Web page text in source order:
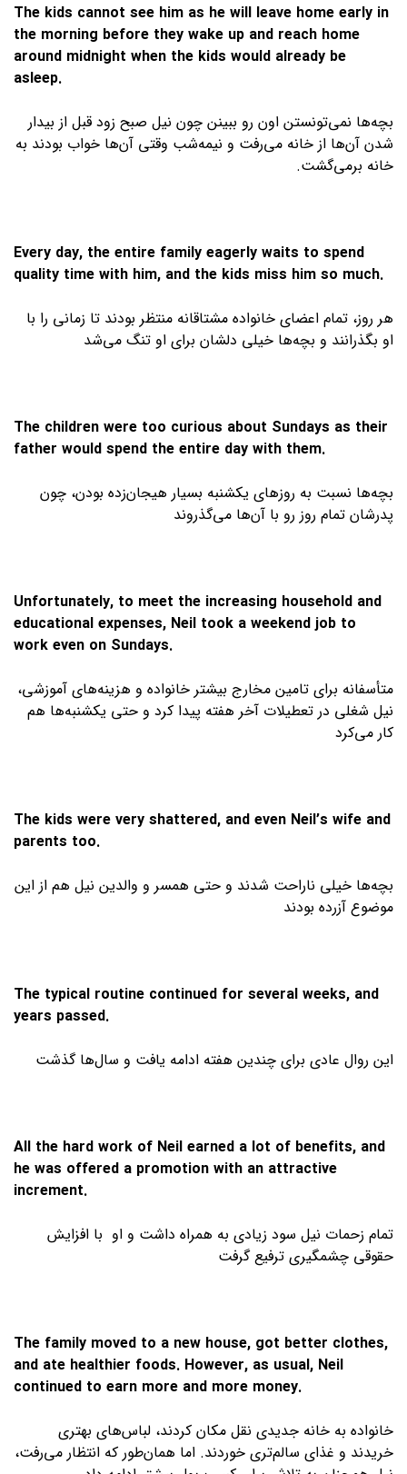
The kids cannot see him as he will leave home early in
the morning before they wake up and reach home
around midnight when the kids would already be
asleep.
بچه‌ها نمی‌تونستن اون رو ببینن چون نیل صبح زود قبل از بیدار
شدن آن‌ها از خانه می‌رفت و نیمه‌شب وقتی آن‌ها خواب بودند به
خانه برمی‌گشت.
Every day, the entire family eagerly waits to spend
quality time with him, and the kids miss him so much.
هر روز، تمام اعضای خانواده مشتاقانه منتظر بودند تا زمانی را با
او بگذرانند و بچه‌ها خیلی دلشان برای او تنگ می‌شد
The children were too curious about Sundays as their
father would spend the entire day with them.
بچه‌ها نسبت به روزهای یکشنبه بسیار هیجان‌زده بودن، چون
پدرشان تمام روز رو با آن‌ها می‌گذروند
Unfortunately, to meet the increasing household and
educational expenses, Neil took a weekend job to
work even on Sundays.
متأسفانه برای تامین مخارج بیشتر خانواده و هزینه‌های آموزشی،
نیل شغلی در تعطیلات آخر هفته پیدا کرد و حتی یکشنبه‌ها هم
کار می‌کرد
The kids were very shattered, and even Neil’s wife and
parents too.
بچه‌ها خیلی ناراحت شدند و حتی همسر و والدین نیل هم از این
موضوع آزرده بودند
The typical routine continued for several weeks, and
years passed.
این روال عادی برای چندین هفته ادامه یافت و سال‌ها گذشت
All the hard work of Neil earned a lot of benefits, and
he was offered a promotion with an attractive
increment.
تمام زحمات نیل سود زیادی به همراه داشت و او با افزایش
حقوقی چشمگیری ترفیع گرفت
The family moved to a new house, got better clothes,
and ate healthier foods. However, as usual, Neil
continued to earn more and more money.
خانواده به خانه جدیدی نقل مکان کردند، لباس‌های بهتری
خریدند و غذای سالم‌تری خوردند. اما همان‌طور که انتظار می‌رفت،